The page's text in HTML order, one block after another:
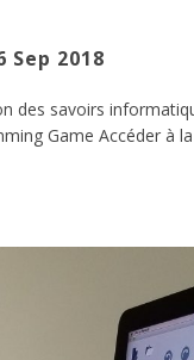
Sep 2018
des savoirs
Game Accéder à